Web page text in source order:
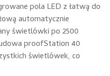
pola LED z łatwą do
automatycznie
świetlówki po 2500
proofStation 40
świetlówek, co